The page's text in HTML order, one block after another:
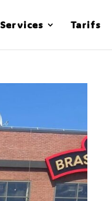
Services Tarifs